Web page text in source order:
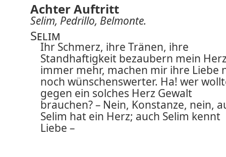
Achter Auftritt
Selim, Pedrillo, Belmonte.
Selim
Ihr Schmerz, ihre Tränen, ihre
Standhaftigkeit bezaubern mein
immer mehr, machen mir ihre Liebe
noch wünschenswerter. Ha! wer
gegen ein solches Herz Gewalt
brauchen? – Nein, Konstanze, nein,
Selim hat ein Herz; auch Selim kennt
Liebe –